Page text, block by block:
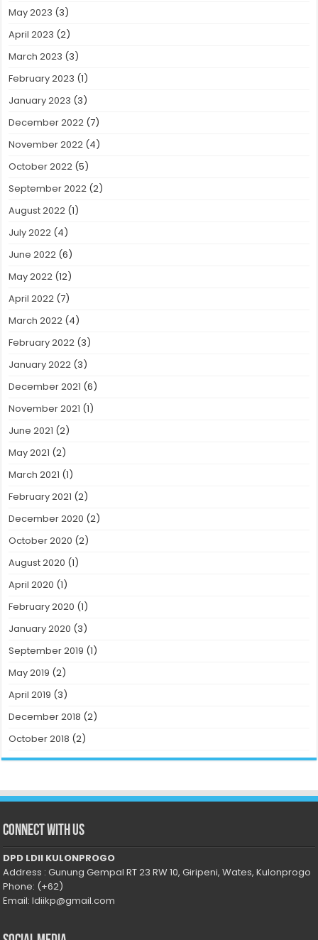
May 2023 (3)
April 2023 (2)
March 2023 (3)
February 2023 (1)
January 2023 (3)
December 2022 (7)
November 2022 (4)
October 2022 (5)
September 2022 (2)
August 2022 (1)
July 2022 (4)
June 2022 (6)
May 2022 (12)
April 2022 (7)
March 2022 (4)
February 2022 (3)
January 2022 (3)
December 2021 (6)
November 2021 (1)
June 2021 (2)
May 2021 (2)
March 2021 (1)
February 2021 (2)
December 2020 (2)
October 2020 (2)
August 2020 (1)
April 2020 (1)
February 2020 (1)
January 2020 (3)
September 2019 (1)
May 2019 (2)
April 2019 (3)
December 2018 (2)
October 2018 (2)
Connect With Us
DPD LDII KULONPROGO
Address : Gunung Gempal RT 23 RW 10, Giripeni, Wates, Kulonprogo
Phone: (+62)
Email: ldiikp@gmail.com